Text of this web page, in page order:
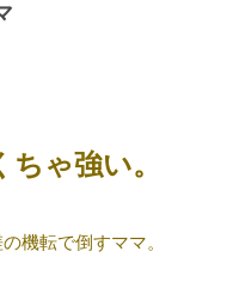
ゃ強い。
機転で倒すママ。